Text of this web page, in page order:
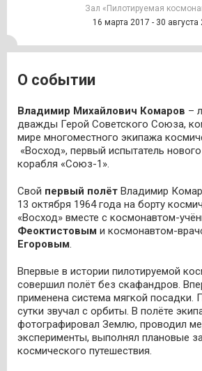
Зал «Пилотируемая
16 марта 2017 - 30 августа
О событии
Владимир Михайлович Комаров –
дважды Герой Советского Союза,
мире многоместного экипажа
«Восход», первый испытатель
корабля «Союз-1».
Свой первый полёт Владимир
13 октября 1964 года на борту
«Восход» вместе с космонавтом-
Феоктистовым и космонавтом-
Егоровым.
Впервые в истории пилотируемой
совершил полёт без скафандров.
применена система мягкой посадки.
сутки звучал с орбиты. В полёте
фотографировал Землю, проводил
эксперименты, выполнял плановые
космического путешествия.